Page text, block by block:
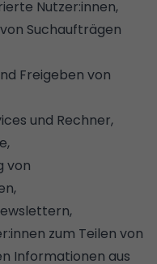
Nutzer:innen,
Suchaufträgen
Freigeben von
und Rechner,
von
zum Teilen von
Informationen aus